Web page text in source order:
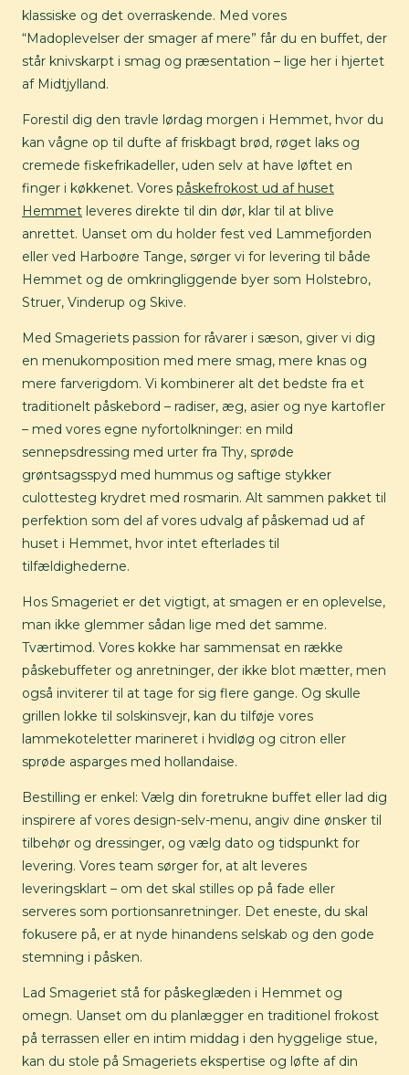
klassiske og det overraskende. Med vores
“Madoplevelser der smager af mere” får du en buffet, der
står knivskarpt i smag og præsentation – lige her i hjertet
af Midtjylland.
Forestil dig den travle lørdag morgen i Hemmet, hvor du
kan vågne op til dufte af friskbagt brød, røget laks og
cremede fiskefrikadeller, uden selv at have løftet en
finger i køkkenet. Vores påskefrokost ud af huset
Hemmet leveres direkte til din dør, klar til at blive
anrettet. Uanset om du holder fest ved Lammefjorden
eller ved Harboøre Tange, sørger vi for levering til både
Hemmet og de omkringliggende byer som Holstebro,
Struer, Vinderup og Skive.
Med Smageriets passion for råvarer i sæson, giver vi dig
en menukomposition med mere smag, mere knas og
mere farverigdom. Vi kombinerer alt det bedste fra et
traditionelt påskebord – radiser, æg, asier og nye kartofler
– med vores egne nyfortolkninger: en mild
sennepsdressing med urter fra Thy, sprøde
grøntsagsspyd med hummus og saftige stykker
culottesteg krydret med rosmarin. Alt sammen pakket til
perfektion som del af vores udvalg af påskemad ud af
huset i Hemmet, hvor intet efterlades til
tilfældighederne.
Hos Smageriet er det vigtigt, at smagen er en oplevelse,
man ikke glemmer sådan lige med det samme.
Tværtimod. Vores kokke har sammensat en række
påskebuffeter og anretninger, der ikke blot mætter, men
også inviterer til at tage for sig flere gange. Og skulle
grillen lokke til solskinsvejr, kan du tilføje vores
lammekoteletter marineret i hvidløg og citron eller
sprøde asparges med hollandaise.
Bestilling er enkel: Vælg din foretrukne buffet eller lad dig
inspirere af vores design-selv-menu, angiv dine ønsker til
tilbehør og dressinger, og vælg dato og tidspunkt for
levering. Vores team sørger for, at alt leveres
leveringsklart – om det skal stilles op på fade eller
serveres som portionsanretninger. Det eneste, du skal
fokusere på, er at nyde hinandens selskab og den gode
stemning i påsken.
Lad Smageriet stå for påskeglæden i Hemmet og
omegn. Uanset om du planlægger en traditionel frokost
på terrassen eller en intim middag i den hyggelige stue,
kan du stole på Smageriets ekspertise og løfte af din